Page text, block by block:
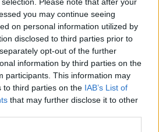
you may continue seeing
on personal information utilized by
disclosed to third parties prior to
opt-out of the further
information by third parties on the
participants. This information may
to third parties on the IAB’s List of
that may further disclose it to other
παχυσαρκία: Σημαντική
μία ένεση Mazdutide την
υγεία: Τι δείχνουν οι νέες